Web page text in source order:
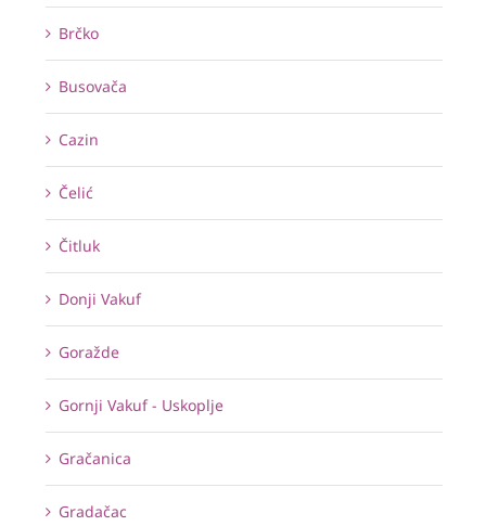
Brčko
Busovača
Cazin
Čelić
Čitluk
Donji Vakuf
Goražde
Gornji Vakuf - Uskoplje
Gračanica
Gradačac